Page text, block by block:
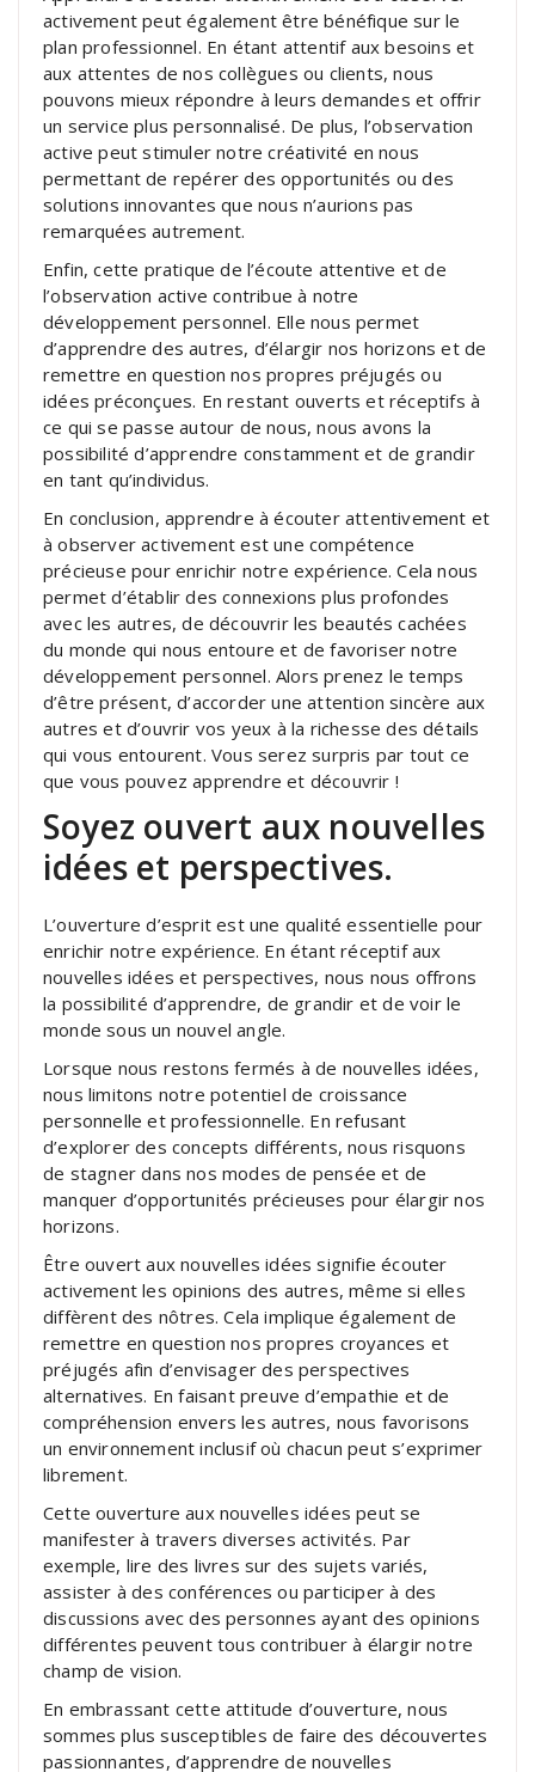
activement peut également être bénéfique sur le
plan professionnel. En étant attentif aux besoins et
aux attentes de nos collègues ou clients, nous
pouvons mieux répondre à leurs demandes et offrir
un service plus personnalisé. De plus, l’observation
active peut stimuler notre créativité en nous
permettant de repérer des opportunités ou des
solutions innovantes que nous n’aurions pas
remarquées autrement.
Enfin, cette pratique de l’écoute attentive et de
l’observation active contribue à notre
développement personnel. Elle nous permet
d’apprendre des autres, d’élargir nos horizons et de
remettre en question nos propres préjugés ou
idées préconçues. En restant ouverts et réceptifs à
ce qui se passe autour de nous, nous avons la
possibilité d’apprendre constamment et de grandir
en tant qu’individus.
En conclusion, apprendre à écouter attentivement et
à observer activement est une compétence
précieuse pour enrichir notre expérience. Cela nous
permet d’établir des connexions plus profondes
avec les autres, de découvrir les beautés cachées
du monde qui nous entoure et de favoriser notre
développement personnel. Alors prenez le temps
d’être présent, d’accorder une attention sincère aux
autres et d’ouvrir vos yeux à la richesse des détails
qui vous entourent. Vous serez surpris par tout ce
que vous pouvez apprendre et découvrir !
Soyez ouvert aux nouvelles
idées et perspectives.
L’ouverture d’esprit est une qualité essentielle pour
enrichir notre expérience. En étant réceptif aux
nouvelles idées et perspectives, nous nous offrons
la possibilité d’apprendre, de grandir et de voir le
monde sous un nouvel angle.
Lorsque nous restons fermés à de nouvelles idées,
nous limitons notre potentiel de croissance
personnelle et professionnelle. En refusant
d’explorer des concepts différents, nous risquons
de stagner dans nos modes de pensée et de
manquer d’opportunités précieuses pour élargir nos
horizons.
Être ouvert aux nouvelles idées signifie écouter
activement les opinions des autres, même si elles
diffèrent des nôtres. Cela implique également de
remettre en question nos propres croyances et
préjugés afin d’envisager des perspectives
alternatives. En faisant preuve d’empathie et de
compréhension envers les autres, nous favorisons
un environnement inclusif où chacun peut s’exprimer
librement.
Cette ouverture aux nouvelles idées peut se
manifester à travers diverses activités. Par
exemple, lire des livres sur des sujets variés,
assister à des conférences ou participer à des
discussions avec des personnes ayant des opinions
différentes peuvent tous contribuer à élargir notre
champ de vision.
En embrassant cette attitude d’ouverture, nous
sommes plus susceptibles de faire des découvertes
passionnantes, d’apprendre de nouvelles